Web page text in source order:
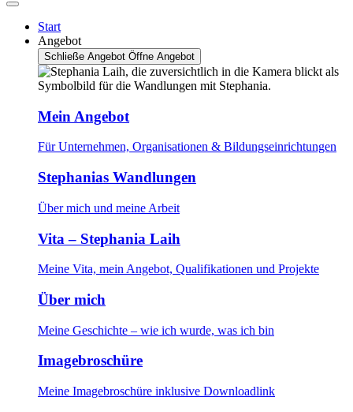
Start
Angebot
Schließe Angebot Öffne Angebot
Mein Angebot
Für Unternehmen, Organisationen & Bildungseinrichtungen
Stephanias Wandlungen
Über mich und meine Arbeit
Vita – Stephania Laih
Meine Vita, mein Angebot, Qualifikationen und Projekte
Über mich
Meine Geschichte – wie ich wurde, was ich bin
Imagebroschüre
Meine Imagebroschüre inklusive Downloadlink